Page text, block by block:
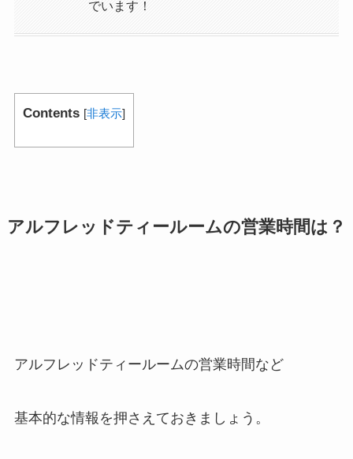
でいます！
Contents [非表示]
アルフレッドティールームの営業時間は？
アルフレッドティールームの営業時間など
基本的な情報を押さえておきましょう。